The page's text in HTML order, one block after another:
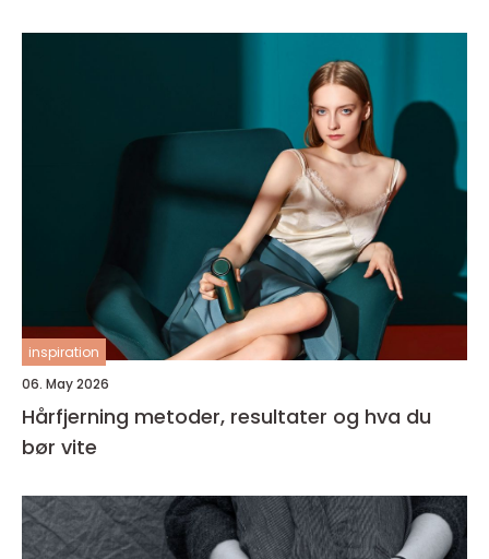
inspiration
06. May 2026
Hårfjerning metoder, resultater og hva du
bør vite